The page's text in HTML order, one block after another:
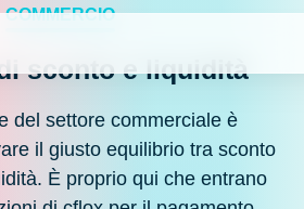
COMMERCIO
sconto e liquidità
del settore commerciale è
il giusto equilibrio tra sconto
È proprio qui che entrano